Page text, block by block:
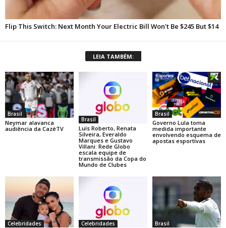
LEIA TAMBÉM:
Brasil
Neymar alavanca
audiência da CazéTV
Brasil
Luís Roberto, Renata
Silveira, Everaldo
Marques e Gustavo
Villani: Rede Globo
escala equipe de
transmissão da Copa do
Mundo de Clubes
Brasil
Governo Lula toma
medida importante
envolvendo esquema de
apostas esportivas
Celebridades Celebridades Brasil